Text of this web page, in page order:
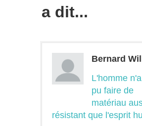
a dit...
Bernard
L'homme
pu faire de
matériau
résistant que l'esprit